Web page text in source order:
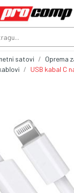
satovi
Oprema
USB kabal C